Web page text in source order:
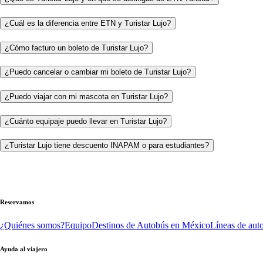
¿Cuál es la diferencia entre ETN y Turistar Lujo?
¿Cómo facturo un boleto de Turistar Lujo?
¿Puedo cancelar o cambiar mi boleto de Turistar Lujo?
¿Puedo viajar con mi mascota en Turistar Lujo?
¿Cuánto equipaje puedo llevar en Turistar Lujo?
¿Turistar Lujo tiene descuento INAPAM o para estudiantes?
Reservamos
¿Quiénes somos?EquipoDestinos de Autobús en MéxicoLíneas de
Ayuda al viajero